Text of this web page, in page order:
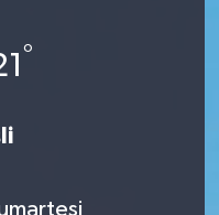
°